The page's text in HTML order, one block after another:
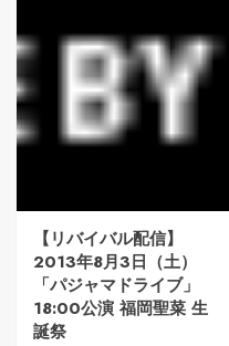
【リバイバル配信】
2013年8月3日（土）
「パジャマドライブ」
18:00公演 福岡聖菜 生
誕祭